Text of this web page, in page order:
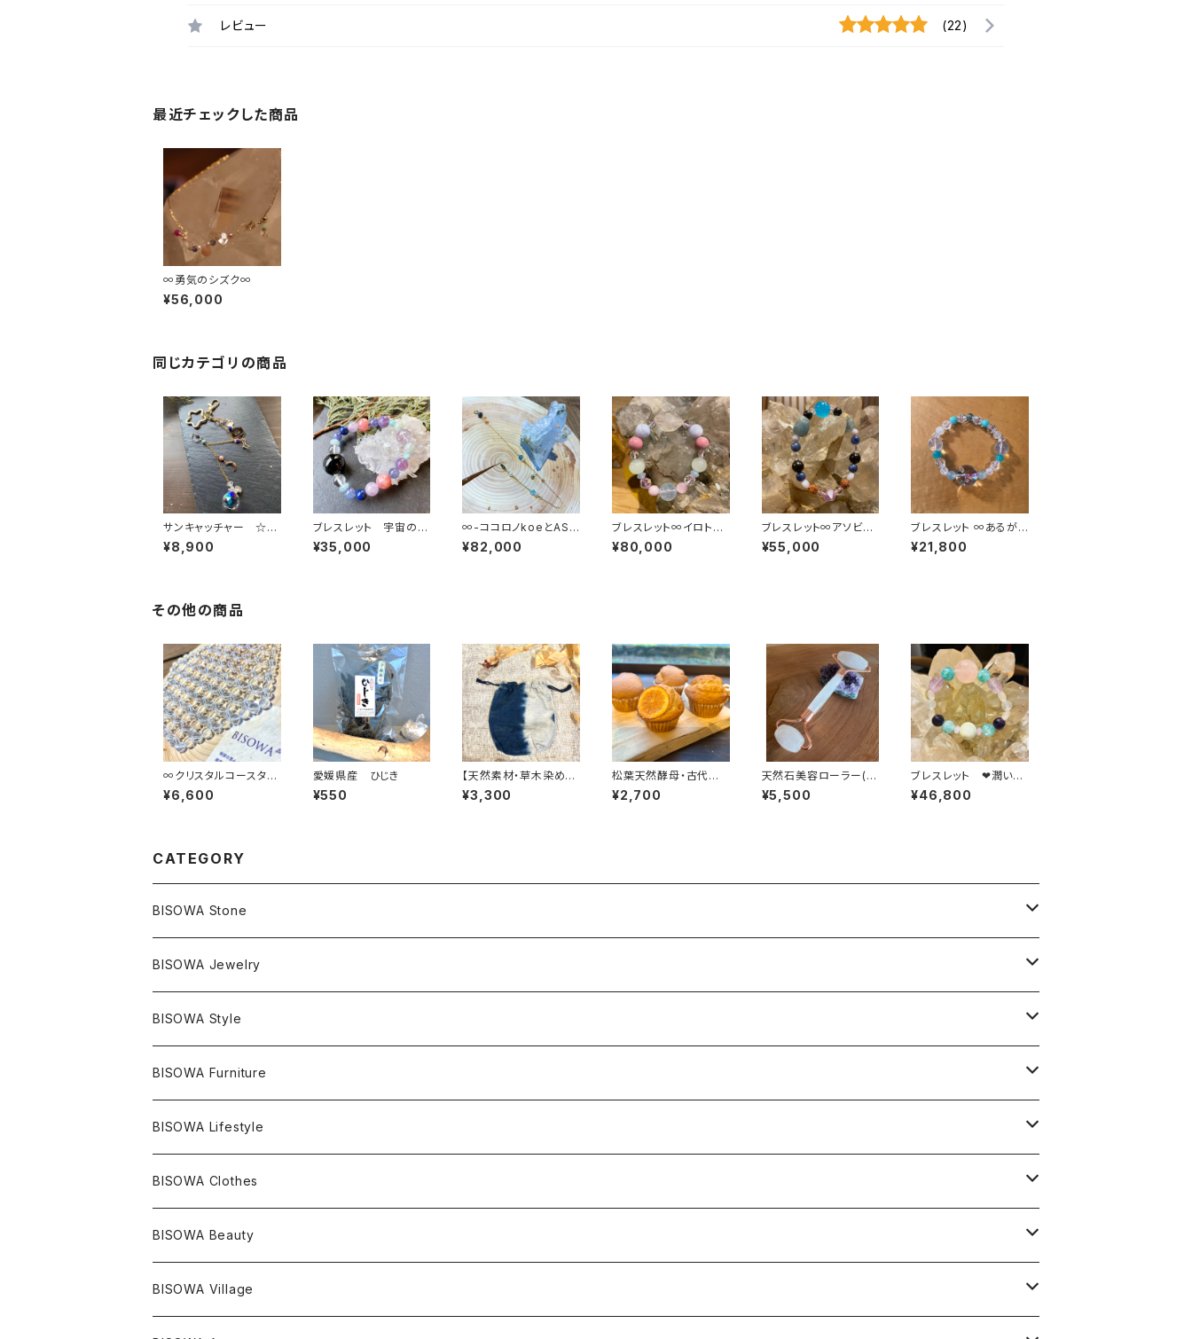
レビュー (22)
最近チェックした商品
∞勇気のシズク∞
¥56,000
同じカテゴリの商品
サンキャッチャー ☆星
の駅＊星の唄♪途中下
車のタビ→
¥8,900
ブレスレット 宇宙の果
実タチとアソボウ
¥35,000
∞-ココロノkoeとASO
BO宇-∞
¥82,000
ブレスレット∞イロトリ
ドリノ天使とウタッテオ
ドロウ♪∞
¥80,000
ブレスレット∞アソビの
kamigamiと共にイキ
ヲシテ∞
¥55,000
ブレスレット ∞あるがま
まのココロのMEをヒラ
ク∞
¥21,800
その他の商品
∞クリスタルコースター
∞
¥6,600
愛媛県産 ひじき
¥550
【天然素材・草木染め】
巾着ポーチ・ヘンプコッ
トン L
¥3,300
松葉天然酵母・古代小
麦のマフィン【6個】
¥2,700
天然石美容ローラー(テ
ラクォーツ)
¥5,500
ブレスレット ❤潤いと
愛のミチタ世界の中で
❤
¥46,800
CATEGORY
BISOWA Stone
マスタークリスタル / 水晶
エレスチャル
ライトニング
ツインソウル
石の種類別
アメジスト
アクアマリン
産地別
ヒマラヤ
ブラジル
BISOWA Jewelry
ネックレス／ペンダント
宇佐美聖子
絹麻 ~kenma~
ピアス
宇佐美聖子
Others
ブレスレット
宇佐美聖子
Others
リング
サンキャッチャー
ヘアアクセサリー
BISOWA Style
ONE PIECE
ヘンプ
オーガニックコットン
PANTS
ヘンプ
オーガニックコットン
T-SHIRT
オーガニックコットン
ヘンプコットン
leggings
ヘンプ
オーガニックコットン
Others
BISOWA Furniture
のるすく
BISOWA Lifestyle
Music
宇佐美聖子
Niceness Music
浄化アイテム
Cosmic Hemp 麻炭
セージ
オラクルカード
BISOWA Clothes
麻
絹
BISOWA Beauty
ヘンプオイル
BISOWA Village